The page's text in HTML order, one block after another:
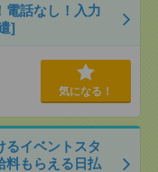
電話なし！入力
]
気になる！
るイベントスタ
料もらえる日払